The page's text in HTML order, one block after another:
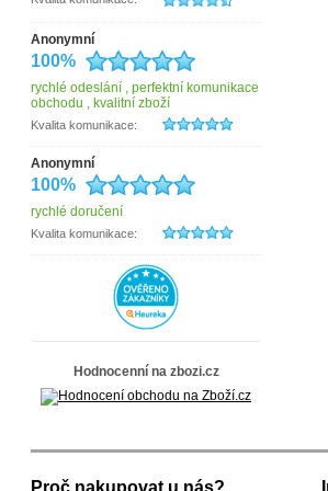
Esprit
Estelle
EYE
fabrizio
Famito
Fiorucci
Gabor
Genevian
Hajn
Hama
Hedgren
herlitz
Hide&Stitches
Jack Wolfskin
Kristy.X
Lagen
Le Sands
Mustang
New Bags
Anonymní
100%
rychlé odeslání , perfektní komunikace
obchodu , kvalitní zboží
Kvalita komunikace:
Anonymní
100%
rychlé doručení
Kvalita komunikace:
Hodnocenní na zbozi.cz
Proč nakupovat u nás?